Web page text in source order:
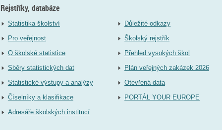
Rejstříky, databáze
Statistika školství
Pro veřejnost
O školské statistice
Sběry statistických dat
Statistické výstupy a analýzy
Číselníky a klasifikace
Adresáře školských institucí
Důležité odkazy
Školský rejstřík
Přehled vysokých škol
Plán veřejných zakázek 2026
Otevřená data
PORTÁL YOUR EUROPE